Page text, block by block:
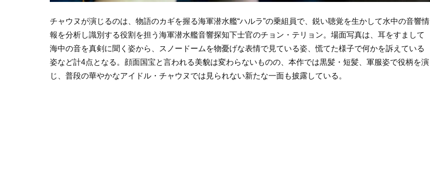
チャウヌが演じるのは、物語のカギを握る海軍潜水艦“ハルラ”の乗組員で、鋭い聴覚を生かして水中の音響情
報を分析し識別する役割を担う海軍潜水艦音響探知下士官のチョン・テリョン。場面写真は、耳をすまして
海中の音を真剣に聞く姿から、スノードームを物憂げな表情で見ている姿、慌てた様子で何かを訴えている
姿など計4点となる。顔面国宝と言われる美貌は変わらないものの、本作では黒髪・短髪、軍服姿で役柄を演
じ、普段の華やかなアイドル・チャウヌでは見られない新たな一面も披露している。